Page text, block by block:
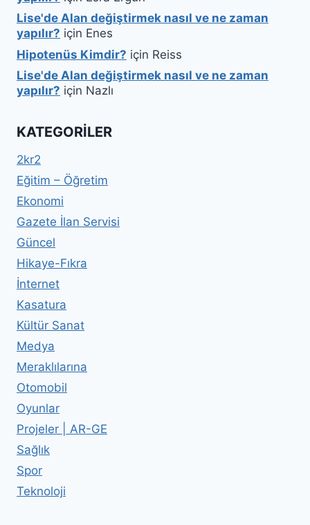
Lise'de Alan değiştirmek nasıl ve ne zaman
yapılır? için Enes
Hipotenüs Kimdir? için Reiss
Lise'de Alan değiştirmek nasıl ve ne zaman
yapılır? için Nazlı
KATEGORILER
2kr2
Eğitim – Öğretim
Ekonomi
Gazete İlan Servisi
Güncel
Hikaye-Fıkra
İnternet
Kasatura
Kültür Sanat
Medya
Meraklılarına
Otomobil
Oyunlar
Projeler | AR-GE
Sağlık
Spor
Teknoloji